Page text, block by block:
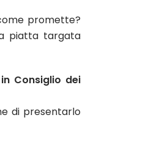
promette?
piatta targata
Consiglio dei
di presentarlo